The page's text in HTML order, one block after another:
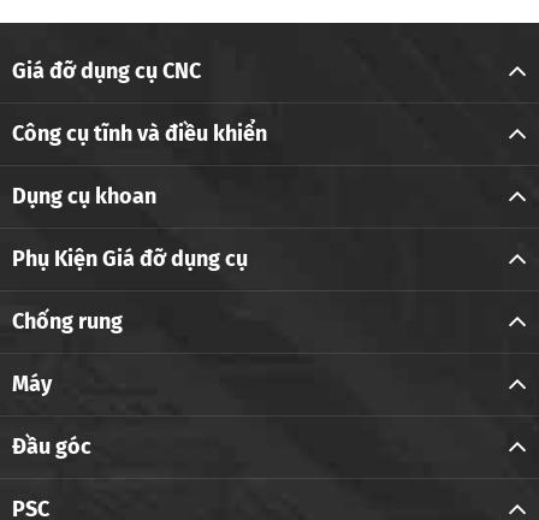
Giá đỡ dụng cụ CNC
Công cụ tĩnh và điều khiển
Dụng cụ khoan
Phụ Kiện Giá đỡ dụng cụ
Chống rung
Máy
Đầu góc
PSC